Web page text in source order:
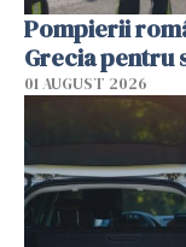
Pompierii
Grecia pentru
01 AUGUST 2026